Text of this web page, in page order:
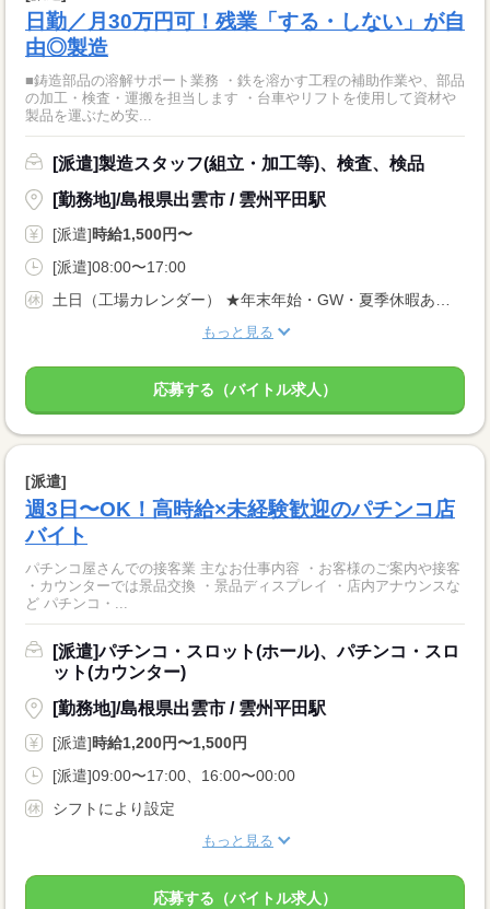
日勤／月30万円可！残業「する・しない」が自
由◎製造
■鋳造部品の溶解サポート業務 ・鉄を溶かす工程の補助作業や、部品
の加工・検査・運搬を担当します ・台車やリフトを使用して資材や
製品を運ぶため安...
[派遣]製造スタッフ(組立・加工等)、検査、検品
[勤務地]/島根県出雲市 / 雲州平田駅
[派遣]時給1,500円〜
[派遣]08:00〜17:00
もっと見る
応募する（バイトル求人）
[派遣]
週3日〜OK！高時給×未経験歓迎のパチンコ店
バイト
パチンコ屋さんでの接客業 主なお仕事内容 ・お客様のご案内や接客
・カウンターでは景品交換 ・景品ディスプレイ ・店内アナウンスな
ど パチンコ・...
[派遣]パチンコ・スロット(ホール)、パチンコ・スロ
ット(カウンター)
[勤務地]/島根県出雲市 / 雲州平田駅
[派遣]時給1,200円〜1,500円
[派遣]09:00〜17:00、16:00〜00:00
シフトにより設定
もっと見る
応募する（バイトル求人）